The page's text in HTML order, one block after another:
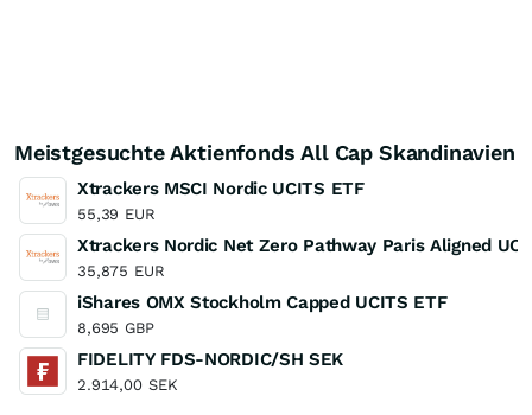
Meistgesuchte Aktienfonds All Cap Skandinavien
Xtrackers MSCI Nordic UCITS ETF
55,39 EUR
Xtrackers Nordic Net Zero Pathway Paris Aligned
35,875 EUR
iShares OMX Stockholm Capped UCITS ETF
8,695 GBP
FIDELITY FDS-NORDIC/SH SEK
2.914,00 SEK